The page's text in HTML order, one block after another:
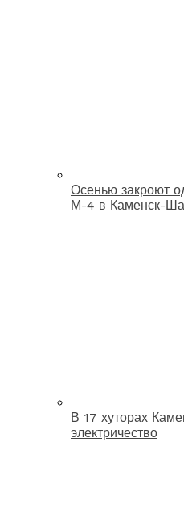
Осенью закроют
М-4 в Каменск-
В 17 хуторах
электричество